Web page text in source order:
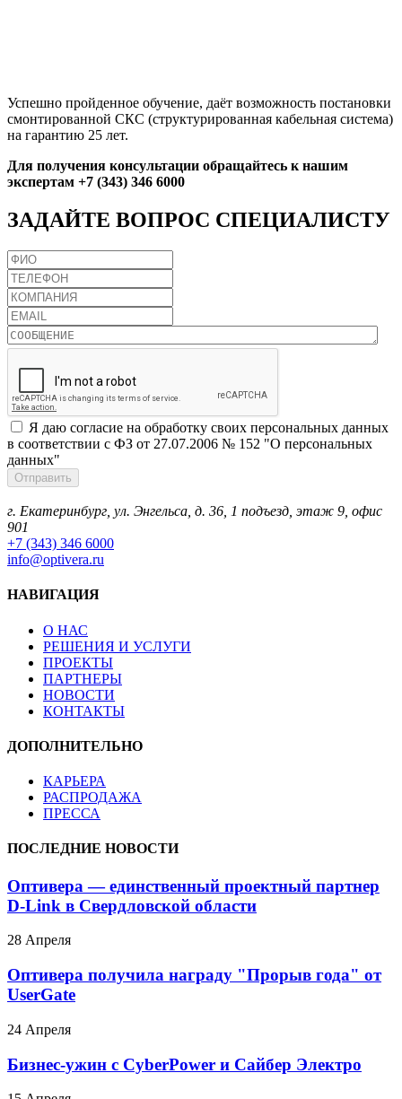
Успешно пройденное обучение, даёт возможность постановки
смонтированной СКС (структурированная кабельная система)
на гарантию 25 лет.
Для получения консультации обращайтесь к нашим
экспертам +7 (343) 346 6000
ЗАДАЙТЕ ВОПРОС СПЕЦИАЛИСТУ
Я даю согласие на обработку своих персональных данных
в соответствии с ФЗ от 27.07.2006 № 152 "О персональных
данных"
г. Екатеринбург, ул. Энгельса, д. 36, 1 подъезд, этаж 9, офис
901
+7 (343) 346 6000
info@optivera.ru
НАВИГАЦИЯ
О НАС
РЕШЕНИЯ И УСЛУГИ
ПРОЕКТЫ
ПАРТНЕРЫ
НОВОСТИ
КОНТАКТЫ
ДОПОЛНИТЕЛЬНО
КАРЬЕРА
РАСПРОДАЖА
ПРЕССА
ПОСЛЕДНИЕ НОВОСТИ
Оптивера — единственный проектный партнер
D-Link в Свердловской области
28 Апреля
Оптивера получила награду "Прорыв года" от
UserGate
24 Апреля
Бизнес-ужин с CyberPower и Сайбер Электро